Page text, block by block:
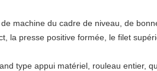
machine du cadre de niveau, de
la presse positive formée, le filet
type appui matériel, rouleau entier,